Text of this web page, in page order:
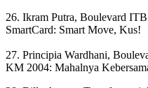
26. Ikram Putra, Boulevard
SmartCard: Smart Move, Kus!
27. Principia Wardhani,
KM 2004: Mahalnya